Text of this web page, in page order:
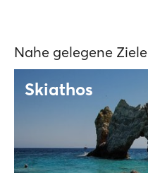
Nahe gelegene Ziele
Skiathos